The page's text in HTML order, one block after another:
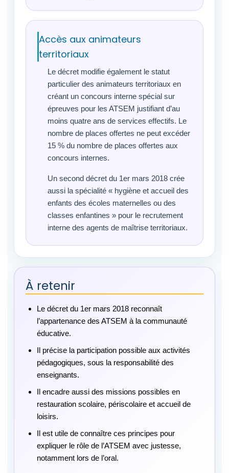
Accès aux animateurs
territoriaux
Le décret modifie également le statut
particulier des animateurs territoriaux en
créant un concours interne spécial sur
épreuves pour les ATSEM justifiant d’au
moins quatre ans de services effectifs. Le
nombre de places offertes ne peut excéder
15 % du nombre de places offertes aux
concours internes.
Un second décret du 1er mars 2018 crée
aussi la spécialité « hygiène et accueil des
enfants des écoles maternelles ou des
classes enfantines » pour le recrutement
interne des agents de maîtrise territoriaux.
À retenir
Le décret du 1er mars 2018 reconnaît
l’appartenance des ATSEM à la communauté
éducative.
Il précise la participation possible aux activités
pédagogiques, sous la responsabilité des
enseignants.
Il encadre aussi des missions possibles en
restauration scolaire, périscolaire et accueil de
loisirs.
Il est utile de connaître ces principes pour
expliquer le rôle de l’ATSEM avec justesse,
notamment lors de l’oral.